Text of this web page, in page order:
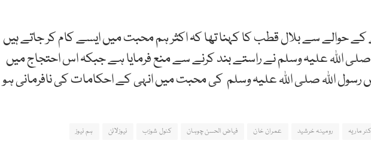
سے بلال قطب کا کہنا تھا کہ اکثر ہم محبت میں ایسے کام کر جاتے ہیں
اللہ علیہ وسلم نے راستے بند کرنے سے منع فرمایا ہے جبکہ اس احتجاج میں
رسول اللہ صلی اللہ علیہ وسلم کی محبت میں انہی کے احکامات کی نافرمانی ہو
ماریہ رومینہ خرشید عمران خان فیاض الحسن چوہان کنول شوزب نیوزلائن ہم نیوز